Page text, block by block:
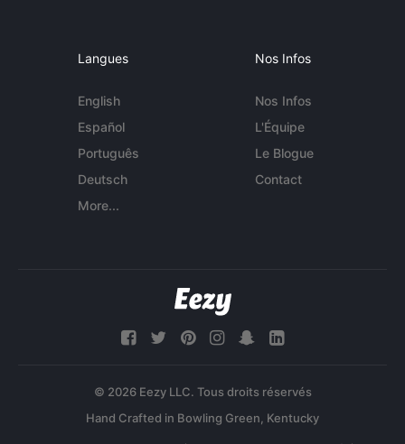
Langues
English
Español
Português
Deutsch
More...
Nos Infos
Nos Infos
L'Équipe
Le Blogue
Contact
© 2026 Eezy LLC. Tous droits réservés